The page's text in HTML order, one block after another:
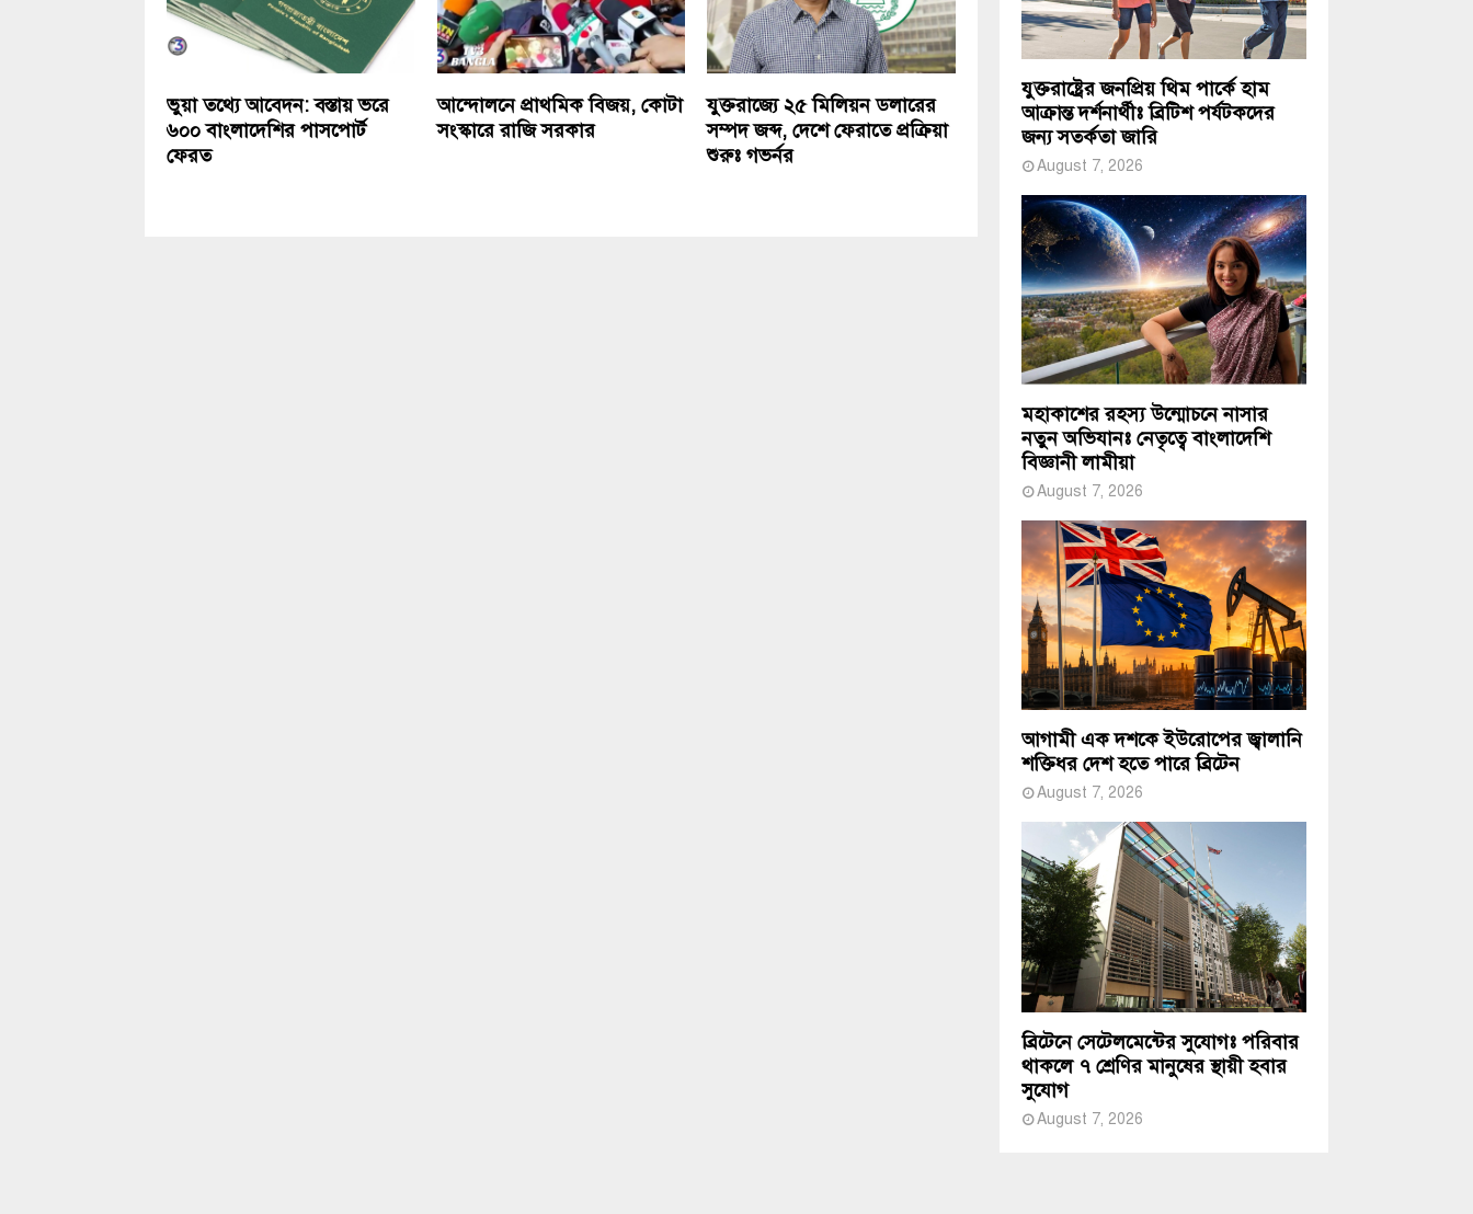
ভুয়া তথ্যে আবেদন: বস্তায় ভরে
৬০০ বাংলাদেশির পাসপোর্ট
ফেরত
আন্দোলনে প্রাথমিক বিজয়, কোটা
সংস্কারে রাজি সরকার
যুক্তরাজ্যে ২৫ মিলিয়ন ডলারের
সম্পদ জব্দ, দেশে ফেরাতে প্রক্রিয়া
শুরুঃ গভর্নর
যুক্তরাষ্ট্রের জনপ্রিয় থিম পার্কে হাম
আক্রান্ত দর্শনার্থীঃ ব্রিটিশ পর্যটকদের
জন্য সতর্কতা জারি
August 7, 2026
মহাকাশের রহস্য উন্মোচনে নাসার
নতুন অভিযানঃ নেতৃত্বে বাংলাদেশি
বিজ্ঞানী লামীয়া
August 7, 2026
আগামী এক দশকে ইউরোপের জ্বালানি
শক্তিধর দেশ হতে পারে ব্রিটেন
August 7, 2026
ব্রিটেনে সেটেলমেন্টের সুযোগঃ পরিবার
থাকলে ৭ শ্রেণির মানুষের স্থায়ী হবার
সুযোগ
August 7, 2026